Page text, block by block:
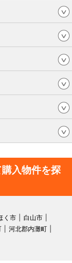
入物件を探
く市
白山市
河北郡内灘町